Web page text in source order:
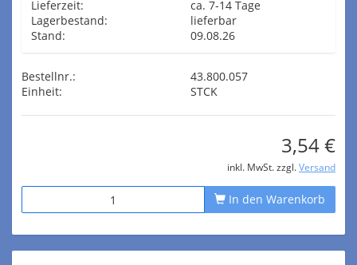
Lieferzeit:
ca. 7-14 Tage
Lagerbestand:
lieferbar
Stand:
09.08.26
Bestellnr.:
43.800.057
Einheit:
STCK
3,54 €
inkl. MwSt. zzgl. Versand
In den Warenkorb